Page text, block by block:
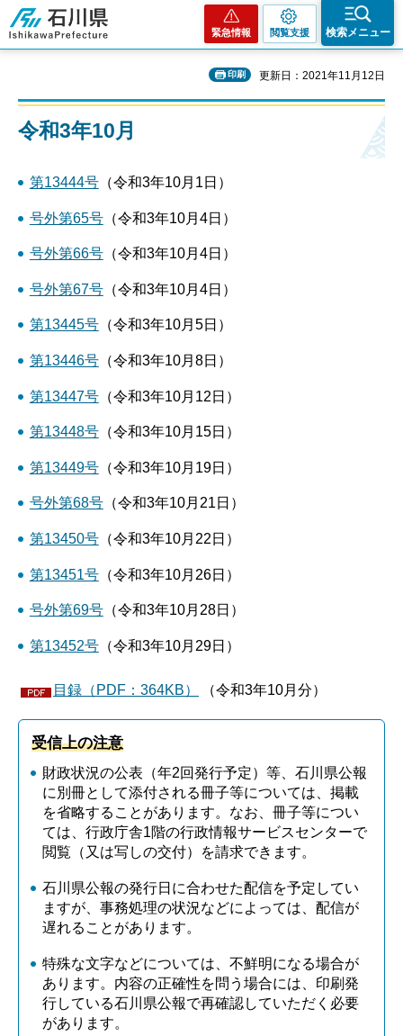
石川県
緊急情報 閲覧支援 検索メニュー
印刷 更新日：2021年11月12日
令和3年10月
第13444号（令和3年10月1日）
号外第65号（令和3年10月4日）
号外第66号（令和3年10月4日）
号外第67号（令和3年10月4日）
第13445号（令和3年10月5日）
第13446号（令和3年10月8日）
第13447号（令和3年10月12日）
第13448号（令和3年10月15日）
第13449号（令和3年10月19日）
号外第68号（令和3年10月21日）
第13450号（令和3年10月22日）
第13451号（令和3年10月26日）
号外第69号（令和3年10月28日）
第13452号（令和3年10月29日）
目録（PDF：364KB） （令和3年10月分）
受信上の注意
財政状況の公表（年2回発行予定）等、石川県公報
に別冊として添付される冊子等については、掲載
を省略することがあります。なお、冊子等につい
ては、行政庁舎1階の行政情報サービスセンターで
閲覧（又は写しの交付）を請求できます。
石川県公報の発行日に合わせた配信を予定してい
ますが、事務処理の状況などによっては、配信が
遅れることがあります。
特殊な文字などについては、不鮮明になる場合が
あります。内容の正確性を問う場合には、印刷発
行している石川県公報で再確認していただく必要
があります。